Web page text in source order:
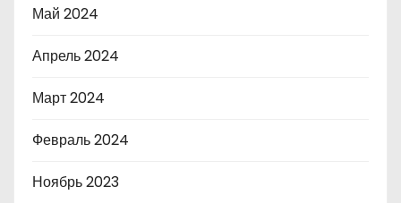
Май 2024
Апрель 2024
Март 2024
Февраль 2024
Ноябрь 2023